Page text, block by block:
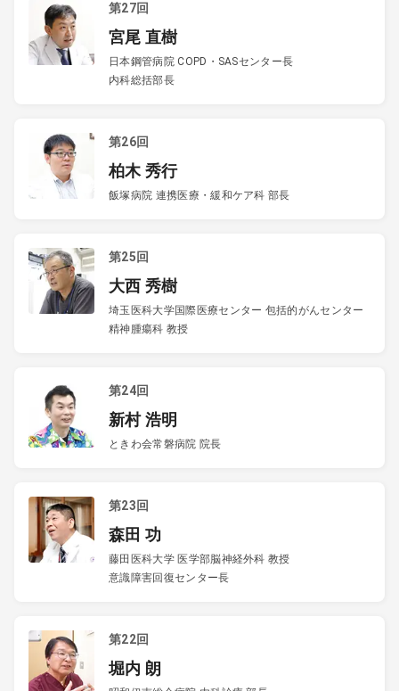
第27回
宮尾 直樹
日本鋼管病院 COPD・SASセンター長
内科総括部長
第26回
柏木 秀行
飯塚病院 連携医療・緩和ケア科 部長
第25回
大西 秀樹
埼玉医科大学国際医療センター 包括的がんセンター
精神腫瘍科 教授
第24回
新村 浩明
ときわ会常磐病院 院長
第23回
森田 功
藤田医科大学 医学部脳神経外科 教授
意識障害回復センター長
第22回
堀内 朗